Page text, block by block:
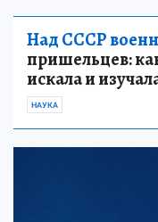
Над СССР
пришельцев:
искала и
НАУКА